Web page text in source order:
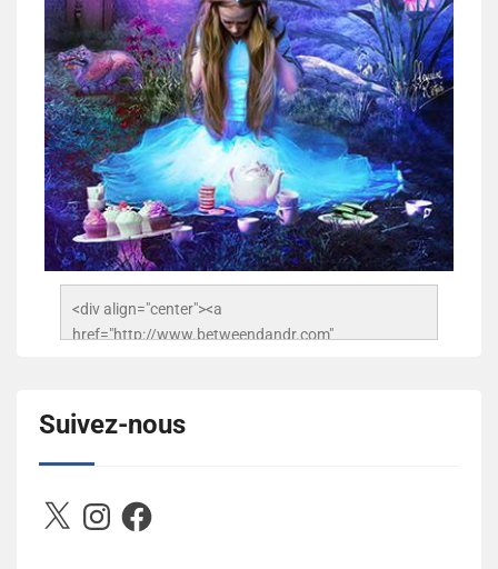
<div align="center"><a
href="http://www.betweendandr.com"
503716673157532-2788222864243652657-n.jpg"
alt="Between D&R" style="border:none;" /></a>
</div>
Suivez-nous
X InstagramFacebook